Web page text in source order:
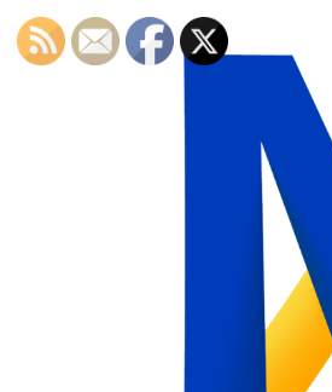
Lompat
ke
konten